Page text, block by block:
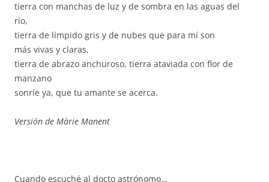
tierra con manchas de luz y de sombra en las aguas del
río,
tierra de límpido gris y de nubes que para mí son
más vivas y claras,
tierra de abrazo anchuroso, tierra ataviada con flor de
manzano
sonríe ya, que tu amante se acerca.
Versión de Màrie Manent
Cuando escuché al docto astrónomo…